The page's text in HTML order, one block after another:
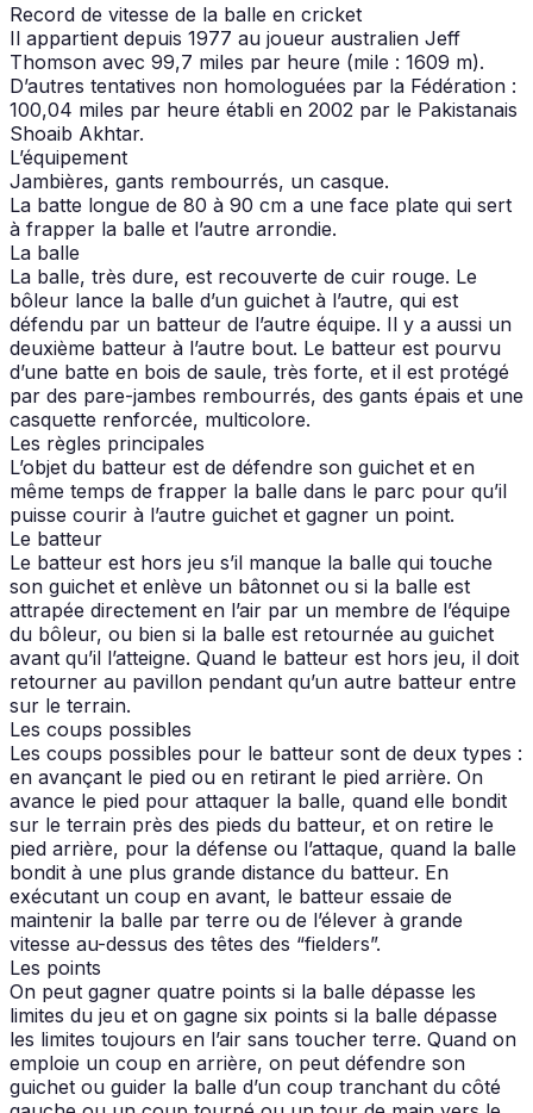
Record de vitesse de la balle en cricket
Il appartient depuis 1977 au joueur australien Jeff
Thomson avec 99,7 miles par heure (mile : 1609 m).
D’autres tentatives non homologuées par la Fédération :
100,04 miles par heure établi en 2002 par le Pakistanais
Shoaib Akhtar.
L’équipement
Jambières, gants rembourrés, un casque.
La batte longue de 80 à 90 cm a une face plate qui sert
à frapper la balle et l’autre arrondie.
La balle
La balle, très dure, est recouverte de cuir rouge. Le
bôleur lance la balle d’un guichet à l’autre, qui est
défendu par un batteur de l’autre équipe. Il y a aussi un
deuxième batteur à l’autre bout. Le batteur est pourvu
d’une batte en bois de saule, très forte, et il est protégé
par des pare-jambes rembourrés, des gants épais et une
casquette renforcée, multicolore.
Les règles principales
L’objet du batteur est de défendre son guichet et en
même temps de frapper la balle dans le parc pour qu’il
puisse courir à l’autre guichet et gagner un point.
Le batteur
Le batteur est hors jeu s’il manque la balle qui touche
son guichet et enlève un bâtonnet ou si la balle est
attrapée directement en l’air par un membre de l’équipe
du bôleur, ou bien si la balle est retournée au guichet
avant qu’il l’atteigne. Quand le batteur est hors jeu, il doit
retourner au pavillon pendant qu’un autre batteur entre
sur le terrain.
Les coups possibles
Les coups possibles pour le batteur sont de deux types :
en avançant le pied ou en retirant le pied arrière. On
avance le pied pour attaquer la balle, quand elle bondit
sur le terrain près des pieds du batteur, et on retire le
pied arrière, pour la défense ou l’attaque, quand la balle
bondit à une plus grande distance du batteur. En
exécutant un coup en avant, le batteur essaie de
maintenir la balle par terre ou de l’élever à grande
vitesse au-dessus des têtes des “fielders”.
Les points
On peut gagner quatre points si la balle dépasse les
limites du jeu et on gagne six points si la balle dépasse
les limites toujours en l’air sans toucher terre. Quand on
emploie un coup en arrière, on peut défendre son
guichet ou guider la balle d’un coup tranchant du côté